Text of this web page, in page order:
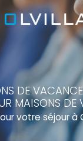
DE
MAISONS DE
votre séjour à